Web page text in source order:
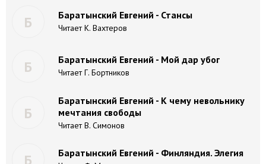
Б Баратынский Евгений - Стансы
Читает К. Вахтеров
Б Баратынский Евгений - Мой дар убог
Читает Г. Бортников
Б
Баратынский Евгений - К чему невольнику
мечтания свободы
Читает В. Симонов
Б Баратынский Евгений - Финляндия. Элегия